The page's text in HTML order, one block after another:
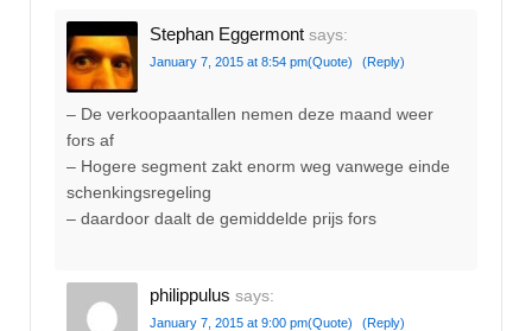
Stephan Eggermont says:
January 7, 2015 at 8:54 pm(Quote) (Reply)
– De verkoopaantallen nemen deze maand weer
fors af
– Hogere segment zakt enorm weg vanwege einde
schenkingsregeling
– daardoor daalt de gemiddelde prijs fors
philippulus says:
January 7, 2015 at 9:00 pm(Quote) (Reply)